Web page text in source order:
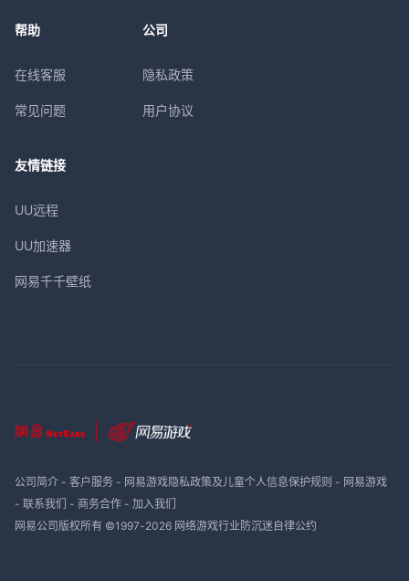
帮助
在线客服
常见问题
公司
隐私政策
用户协议
友情链接
UU远程
UU加速器
网易千千壁纸
公司简介- 客户服务- 网易游戏隐私政策及儿童个人信息保护规则 - 网易游戏
- 联系我们 - 商务合作- 加入我们
网易公司版权所有 ©1997-2026 网络游戏行业防沉迷自律公约